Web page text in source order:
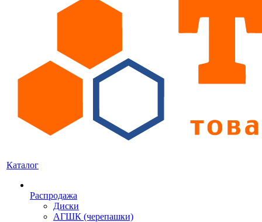
Каталог
Распродажа
Диски
АГШК (черепашки)